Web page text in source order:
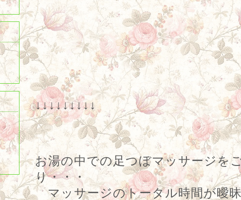
↓↓↓↓↓↓↓↓↓
お湯の中での足つぼマッサージを
り・・・
マッサージのトータル時間が曖